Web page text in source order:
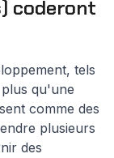
coderont
tels
qu'une
comme des
plusieurs
des